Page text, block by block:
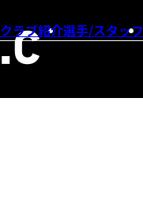
クラブ紹介選手/スタッフ